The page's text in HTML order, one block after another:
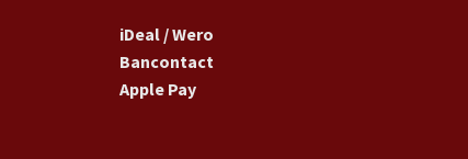
iDeal / Wero
Bancontact
Apple Pay